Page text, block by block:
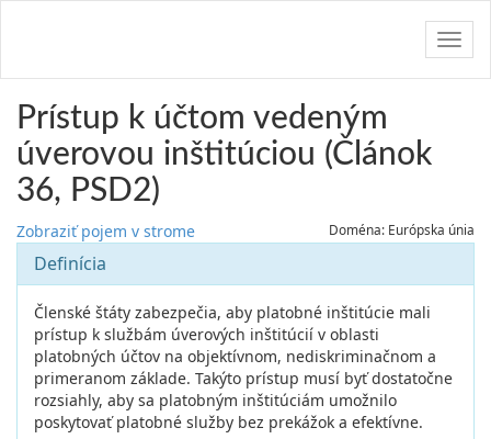
Prístup k účtom vedeným
úverovou inštitúciou (Článok
36, PSD2)
Zobraziť pojem v strome Doména: Európska únia
Definícia
Členské štáty zabezpečia, aby platobné inštitúcie mali
prístup k službám úverových inštitúcií v oblasti
platobných účtov na objektívnom, nediskriminačnom a
primeranom základe. Takýto prístup musí byť dostatočne
rozsiahly, aby sa platobným inštitúciám umožnilo
poskytovať platobné služby bez prekážok a efektívne.